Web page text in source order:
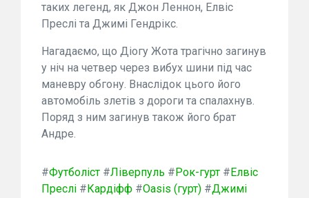
таких легенд, як Джон Леннон, Елвіс
Преслі та Джимі Гендрікс.
Нагадаємо, що Діогу Жота трагічно загинув
у ніч на четвер через вибух шини під час
маневру обгону. Внаслідок цього його
автомобіль злетів з дороги та спалахнув.
Поряд з ним загинув також його брат
Андре.
#Футболіст #Ліверпуль # Рок-гурт # Елвіс
Преслі # Кардіфф #Oasis (гурт) #Джимі